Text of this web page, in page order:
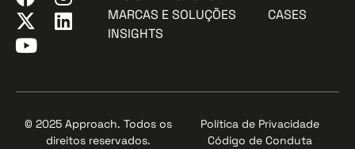
MARCAS E SOLUÇÕES
CASES
INSIGHTS
© 2025 Approach. Todos os
direitos reservados.
Política de Privacidade
Código de Conduta